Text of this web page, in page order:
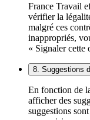
France Travail
vérifier la
malgré ces
inappropriés,
« Signaler cette
8. Suggestions
En fonction de
afficher des
suggestions